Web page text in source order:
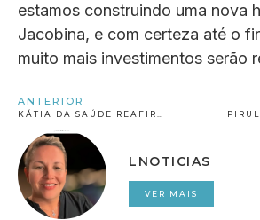
estamos construindo uma nova
Jacobina, e com certeza até o
muito mais investimentos serão
ANTERIOR
LNOTICIAS
VER MAIS